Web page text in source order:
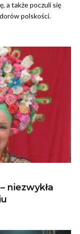
a także poczuli się
polskości.
niezwykła